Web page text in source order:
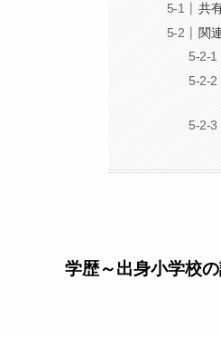
共
関
学歴～出身小学校